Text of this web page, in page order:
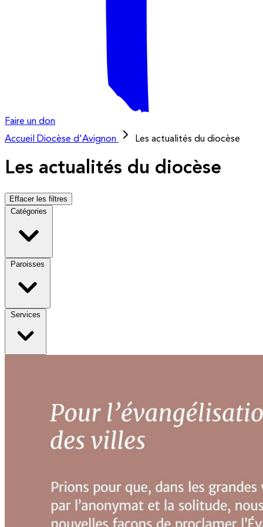
Faire un don
Accueil
Diocèse d'Avignon Les actualités du diocèse
Les actualités du diocèse
Effacer les filtres
Catégories
Paroisses
Services